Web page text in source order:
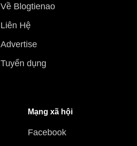
Về Blogtienao
Liên Hệ
Advertise
Tuyển dụng
Mạng xã hội
Facebook